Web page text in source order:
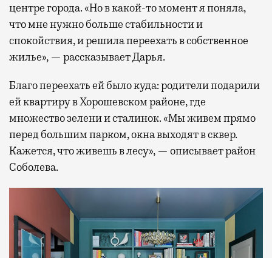
центре города. «Но в какой-то момент я поняла,
что мне нужно больше стабильности и
спокойствия, и решила переехать в собственное
жилье», — рассказывает Дарья.
Благо переехать ей было куда: родители подарили
ей квартиру в Хорошевском районе, где
множество зелени и сталинок. «Мы живем прямо
перед большим парком, окна выходят в сквер.
Кажется, что живешь в лесу», — описывает район
Соболева.